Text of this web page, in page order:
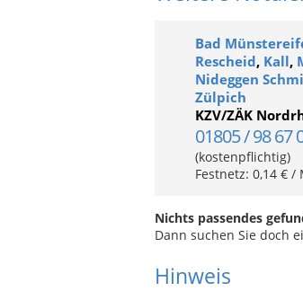
Bad
Rescheid, Kall,
Nideggen
Zülpich
KZV/ZÄK
01805 / 98 67
(kostenpflichtig)
Festnetz: 0,14 €
Nichts passendes
Dann suchen Sie doch
Hinweis